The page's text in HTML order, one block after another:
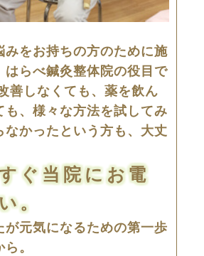
みをお持ちの方のために施
はらべ鍼灸整体院の役目で
善しなくても、薬を飲ん
も、様々な方法を試してみ
なかったという方も、大丈
ぐ当院にお電
。
が元気になるための第一歩
。